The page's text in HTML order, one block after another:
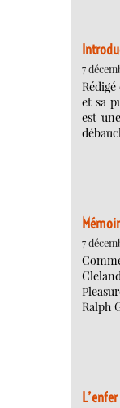
7
et sa
est
7
Ralph